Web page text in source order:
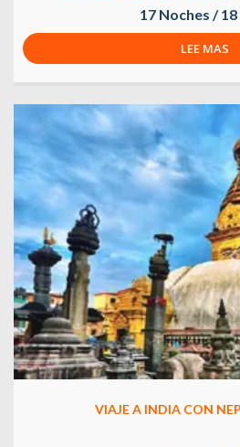
17 Noches /
LEE MAS
VIAJE A INDIA CON